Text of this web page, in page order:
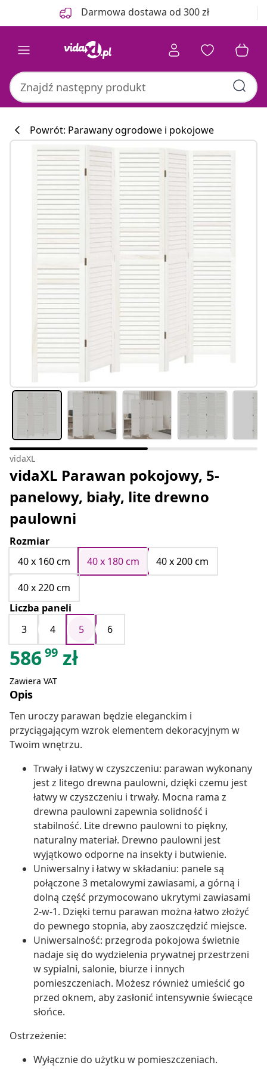
Darmowa dostawa od 300 zł
Powrót: Parawany ogrodowe i pokojowe
vidaXL
vidaXL Parawan pokojowy, 5-
panelowy, biały, lite drewno
paulowni
Rozmiar
40 x 160 cm
40 x 180 cm
40 x 200 cm
40 x 220 cm
Liczba paneli
3
4 5 6
58699 zł
Zawiera VAT
Opis
Ten uroczy parawan będzie eleganckim i
przyciągającym wzrok elementem dekoracyjnym w
Twoim wnętrzu.
Trwały i łatwy w czyszczeniu: parawan wykonany
jest z litego drewna paulowni, dzięki czemu jest
łatwy w czyszczeniu i trwały. Mocna rama z
drewna paulowni zapewnia solidność i
stabilność. Lite drewno paulowni to piękny,
naturalny materiał. Drewno paulowni jest
wyjątkowo odporne na insekty i butwienie.
Uniwersalny i łatwy w składaniu: panele są
połączone 3 metalowymi zawiasami, a górną i
dolną część przymocowano ukrytymi zawiasami
2-w-1. Dzięki temu parawan można łatwo złożyć
do pewnego stopnia, aby zaoszczędzić miejsce.
Uniwersalność: przegroda pokojowa świetnie
nadaje się do wydzielenia prywatnej przestrzeni
w sypialni, salonie, biurze i innych
pomieszczeniach. Możesz również umieścić go
przed oknem, aby zasłonić intensywnie świecące
słońce.
Ostrzeżenie:
Wyłącznie do użytku w pomieszczeniach.